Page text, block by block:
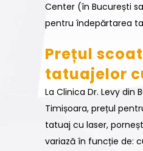
Center (în București
pentru îndepărtarea
Prețul
tatuajelor
La Clinica Dr. Levy din
Timișoara, prețul
tatuaj cu laser,
variază în funcție de: